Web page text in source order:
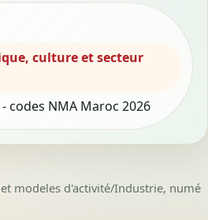
culture et secteur
codes NMA Maroc 2026
modeles d'activité/Industrie,